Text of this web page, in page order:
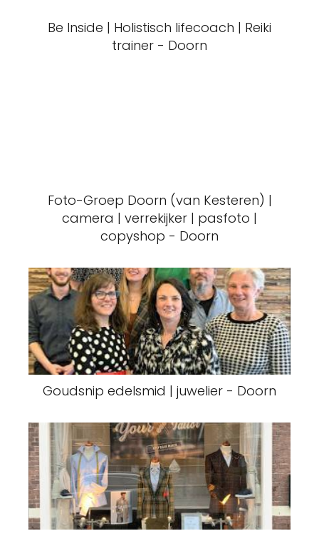
Be Inside | Holistisch lifecoach | Reiki
trainer - Doorn
Foto-Groep Doorn (van Kesteren) |
camera | verrekijker | pasfoto |
copyshop - Doorn
Goudsnip edelsmid | juwelier - Doorn